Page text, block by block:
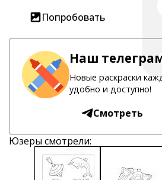
Попробовать
Наш
Новые раскраски
удобно и доступно!
Смотреть
Юзеры смотрели: